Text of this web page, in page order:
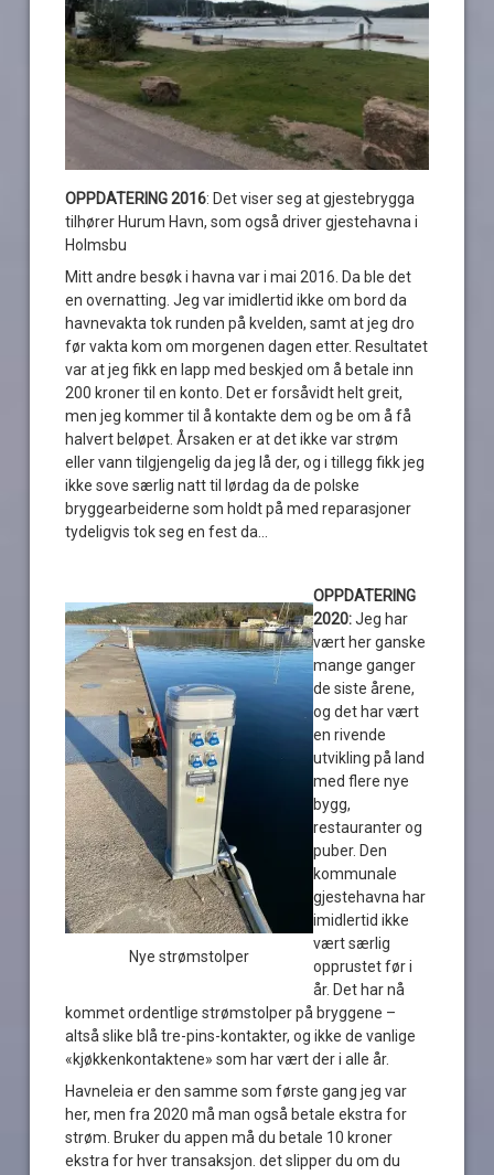
OPPDATERING 2016: Det viser seg at gjestebrygga
tilhører Hurum Havn, som også driver gjestehavna i
Holmsbu
Mitt andre besøk i havna var i mai 2016. Da ble det
en overnatting. Jeg var imidlertid ikke om bord da
havnevakta tok runden på kvelden, samt at jeg dro
før vakta kom om morgenen dagen etter. Resultatet
var at jeg fikk en lapp med beskjed om å betale inn
200 kroner til en konto. Det er forsåvidt helt greit,
men jeg kommer til å kontakte dem og be om å få
halvert beløpet. Årsaken er at det ikke var strøm
eller vann tilgjengelig da jeg lå der, og i tillegg fikk jeg
ikke sove særlig natt til lørdag da de polske
bryggearbeiderne som holdt på med reparasjoner
tydeligvis tok seg en fest da…
Nye strømstolper
OPPDATERING
2020:Jeg har
vært her ganske
mange ganger
de siste årene,
og det har vært
en rivende
utvikling på land
med flere nye
bygg,
restauranter og
puber. Den
kommunale
gjestehavna har
imidlertid ikke
vært særlig
opprustet før i
år. Det har nå
kommet ordentlige strømstolper på bryggene –
altså slike blå tre-pins-kontakter, og ikke de vanlige
«kjøkkenkontaktene» som har vært der i alle år.
Havneleia er den samme som første gang jeg var
her, men fra 2020 må man også betale ekstra for
strøm. Bruker du appen må du betale 10 kroner
ekstra for hver transaksjon. det slipper du om du